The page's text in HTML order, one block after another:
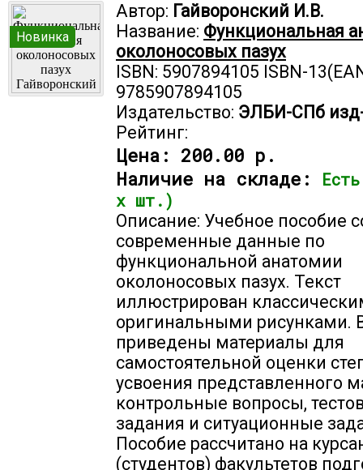
Новинка
Автор: Гайворонский И.В.
Название: Функциональная
околоносовых пазух
ISBN: 5907894105 ISBN-
9785907894105
Издательство: ЭЛБИ-СПб
Рейтинг:
Цена: 200.00 р.
Наличие на складе:
х шт.)
Описание: Учебное пособие
современные данные по
функциональной анатомии
околоносовых пазух. Текст
иллюстрирован
оригинальными рисунками.
приведены материалы для
самостоятельной оценки
усвоения представленного
контрольные вопросы,
задания и ситуационные
Пособие рассчитано на
(студентов) факультетов